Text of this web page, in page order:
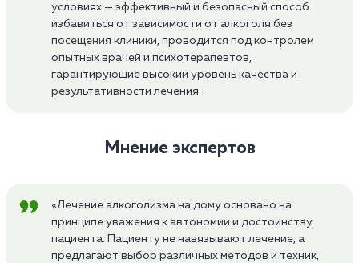
условиях — эффективный и безопасный способ
избавиться от зависимости от алкоголя без
посещения клиники, проводится под контролем
опытных врачей и психотерапевтов,
гарантирующие высокий уровень качества и
результативности лечения.
Мнение экспертов
«Лечение алкоголизма на дому основано на
принципе уважения к автономии и достоинству
пациента. Пациенту не навязывают лечение, а
предлагают выбор различных методов и техник,